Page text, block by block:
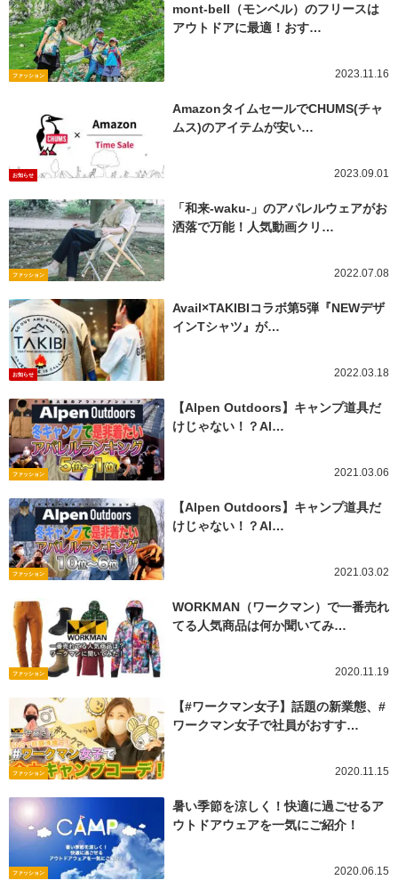
ファッション
mont-bell（モンベル）のフリースは
アウトドアに最適！おす…
2023.11.16
お知らせ
AmazonタイムセールでCHUMS(チャ
ムス)のアイテムが安い…
2023.09.01
ファッション
「和来-waku-」のアパレルウェアがお
洒落で万能！人気動画クリ…
2022.07.08
お知らせ
Avail×TAKIBIコラボ第5弾『NEWデザ
インTシャツ』が…
2022.03.18
ファッション
【Alpen Outdoors】キャンプ道具だ
けじゃない！？Al…
2021.03.06
ファッション
【Alpen Outdoors】キャンプ道具だ
けじゃない！？Al…
2021.03.02
ファッション
WORKMAN（ワークマン）で一番売れ
てる人気商品は何か聞いてみ…
2020.11.19
ファッション
【#ワークマン女子】話題の新業態、#
ワークマン女子で社員がおすす…
2020.11.15
ファッション
暑い季節を涼しく！快適に過ごせるア
ウトドアウェアを一気にご紹介！
2020.06.15